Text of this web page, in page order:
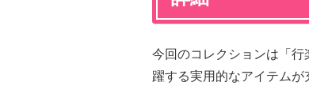
今回のコレクションは「
躍する実用的なアイテムが